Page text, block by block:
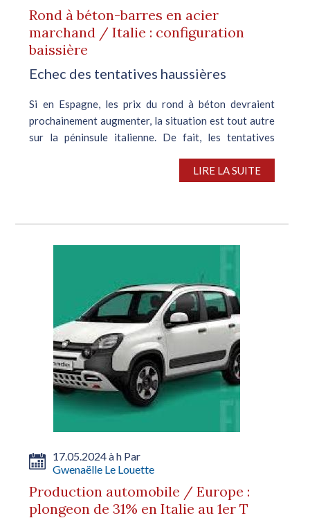
Rond à béton-barres en acier
marchand / Italie : configuration
baissière
Echec des tentatives haussières
Si en Espagne, les prix du rond à béton devraient
prochainement augmenter, la situation est tout autre
sur la péninsule italienne. De fait, les tentatives
LIRE LA SUITE
17.05.2024 à h Par
Gwenaëlle Le Louette
Production automobile / Europe :
plongeon de 31% en Italie au 1er T